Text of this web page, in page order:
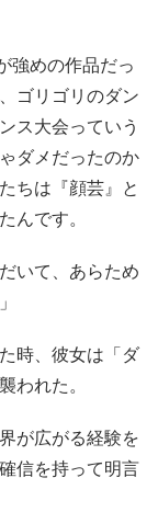
強めの作品だっ
ゴリゴリのダン
ス大会っていう
ダメだったのか
ちは『顔芸』と
んです。
いて、あらため
時、彼女は「ダ
われた。
が広がる経験を
信を持って明言